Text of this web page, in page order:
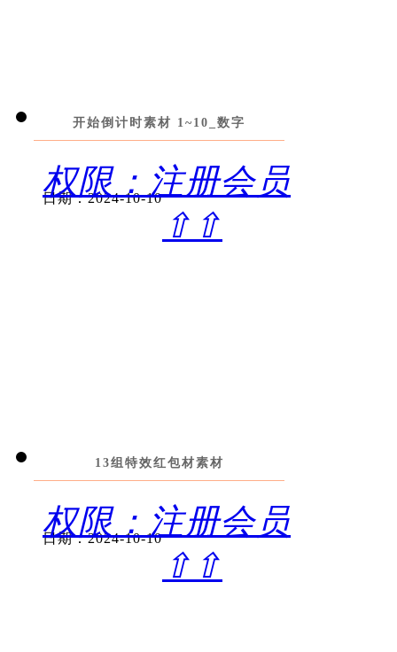
开始倒计时素材 1~10_数字
权限：注册会员
⇧⇧
日期：2024-10-10
13组特效红包材素材
权限：注册会员
⇧⇧
日期：2024-10-10